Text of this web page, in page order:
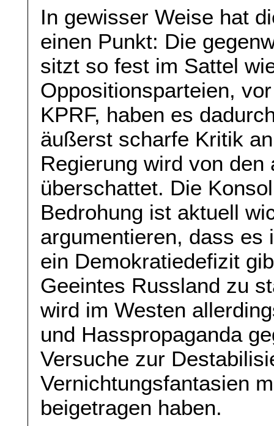
In gewisser Weise hat
einen Punkt: Die
sitzt so fest im Sattel
Oppositionsparteien,
KPRF, haben es
äußerst scharfe Kritik
Regierung wird von
überschattet. Die
Bedrohung ist aktuell
argumentieren, dass
ein Demokratiedefizit
Geeintes Russland zu
wird im Westen
und Hasspropaganda
Versuche zur
Vernichtungsfantasien
beigetragen haben.